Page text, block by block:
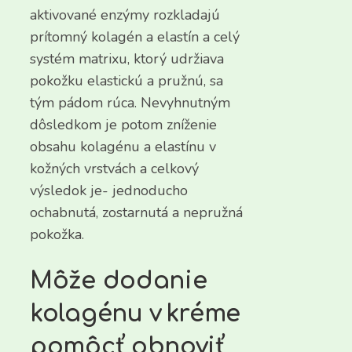
aktivované enzýmy rozkladajú
prítomný kolagén a elastín a celý
systém matrixu, ktorý udržiava
pokožku elastickú a pružnú, sa
tým pádom rúca. Nevyhnutným
dôsledkom je potom zníženie
obsahu kolagénu a elastínu v
kožných vrstvách a celkový
výsledok je- jednoducho
ochabnutá, zostarnutá a nepružná
pokožka.
Môže dodanie
kolagénu v kréme